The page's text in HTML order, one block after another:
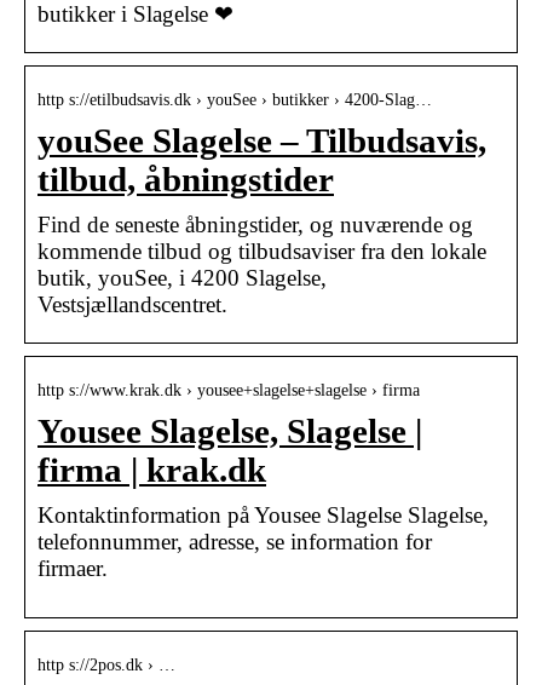
butikker i Slagelse ❤
http s://etilbudsavis.dk › youSee › butikker › 4200-Slag…
youSee Slagelse – Tilbudsavis,
tilbud, åbningstider
Find de seneste åbningstider, og nuværende og
kommende tilbud og tilbudsaviser fra den lokale
butik, youSee, i 4200 Slagelse,
Vestsjællandscentret.
http s://www.krak.dk › yousee+slagelse+slagelse › firma
Yousee Slagelse, Slagelse |
firma | krak.dk
Kontaktinformation på Yousee Slagelse Slagelse,
telefonnummer, adresse, se information for
firmaer.
http s://2pos.dk › …